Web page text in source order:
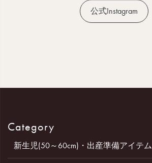
公式Instagram
Category
新生児(50～60cm)・出産準備アイテム